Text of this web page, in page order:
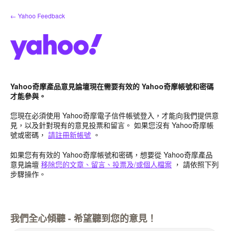
到
← Yahoo Feedback
Yahoo奇摩產品意見論壇現在需要有效的 Yahoo奇摩帳號和密碼
才能參與。
您現在必須使用 Yahoo奇摩電子信件帳號登入，才能向我們提供意
見，以及針對現有的意見投票和留言。 如果您沒有 Yahoo奇摩帳
號或密碼， 請註冊新帳號 。
如果您有有效的 Yahoo奇摩帳號和密碼，想要從 Yahoo奇摩產品
意見論壇 移除您的文章、留言、投票及/或個人檔案 ， 請依照下列
步驟操作。
我們全心傾聽 - 希望聽到您的意見！